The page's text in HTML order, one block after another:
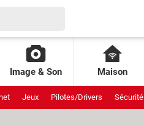
Image & Son Maison
Jeux Pilotes/Drivers Sécurité